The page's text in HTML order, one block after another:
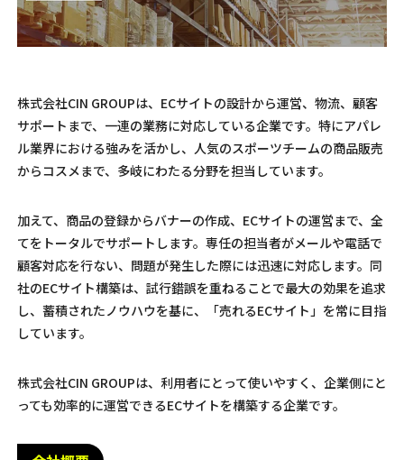
株式会社CIN GROUPは、ECサイトの設計から運営、物流、顧客
サポートまで、一連の業務に対応している企業です。特にアパレ
ル業界における強みを活かし、人気のスポーツチームの商品販売
からコスメまで、多岐にわたる分野を担当しています。
加えて、商品の登録からバナーの作成、ECサイトの運営まで、全
てをトータルでサポートします。専任の担当者がメールや電話で
顧客対応を行ない、問題が発生した際には迅速に対応します。同
社のECサイト構築は、試行錯誤を重ねることで最大の効果を追求
し、蓄積されたノウハウを基に、「売れるECサイト」を常に目指
しています。
株式会社CIN GROUPは、利用者にとって使いやすく、企業側にと
っても効率的に運営できるECサイトを構築する企業です。